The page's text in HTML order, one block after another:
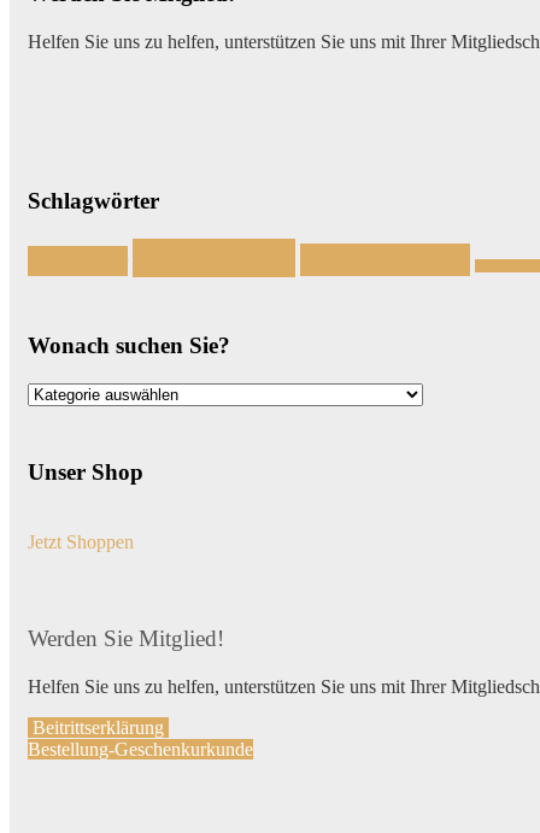
Helfen Sie uns zu helfen, unterstützen Sie uns mit Ihrer
Schlagwörter
Wonach suchen Sie?
Wonach
Unser Shop
Jetzt Shoppen
Werden Sie Mitglied!
Helfen Sie uns zu helfen, unterstützen Sie uns mit Ihrer
Beitrittserklärung
Bestellung-Geschenkurkunde